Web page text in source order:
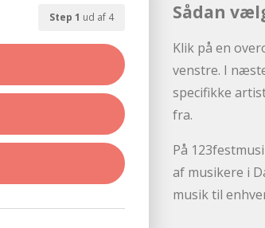
Step 1 ud af 4 Sådan
Klik på en
venstre. I
specifikke
fra.
På
af musikere i
musik til